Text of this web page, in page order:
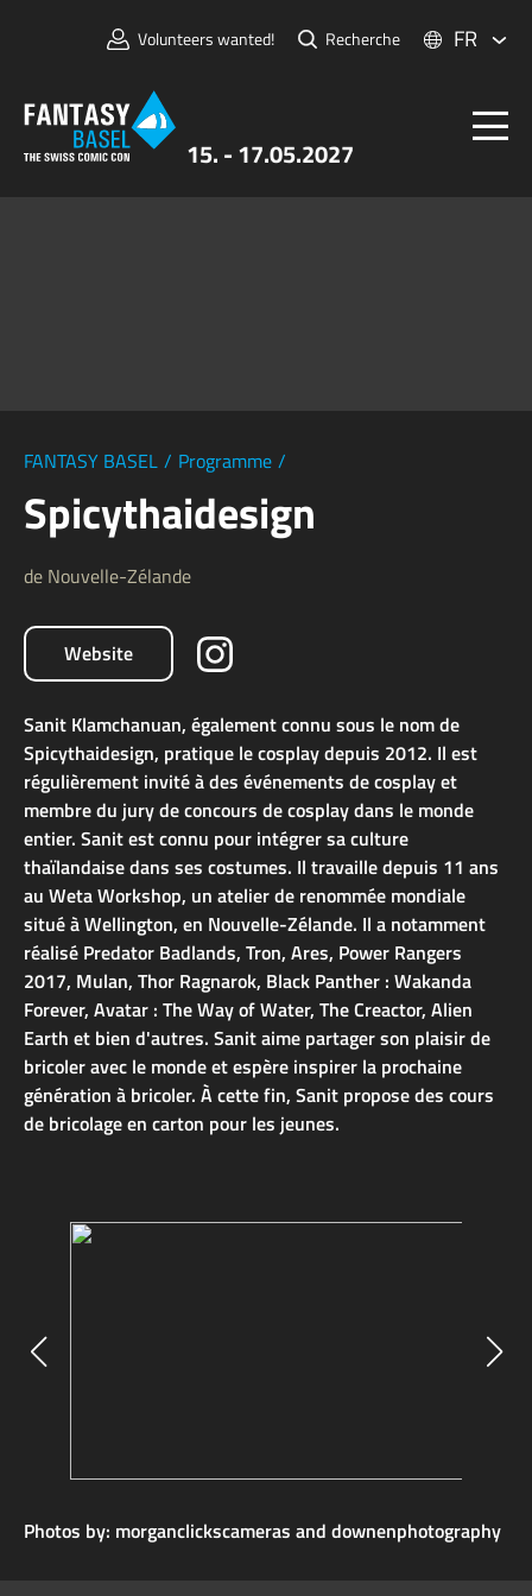
15. - 17.05.2027
Volunteers wanted! Recherche FR
FANTASY BASEL / Programme /
Spicythaidesign
de Nouvelle-Zélande
Website
Sanit Klamchanuan, également connu sous le nom de
Spicythaidesign, pratique le cosplay depuis 2012. Il est
régulièrement invité à des événements de cosplay et
membre du jury de concours de cosplay dans le monde
entier. Sanit est connu pour intégrer sa culture
thaïlandaise dans ses costumes. Il travaille depuis 11 ans
au Weta Workshop, un atelier de renommée mondiale
situé à Wellington, en Nouvelle-Zélande. Il a notamment
réalisé Predator Badlands, Tron, Ares, Power Rangers
2017, Mulan, Thor Ragnarok, Black Panther : Wakanda
Forever, Avatar : The Way of Water, The Creactor, Alien
Earth et bien d'autres. Sanit aime partager son plaisir de
bricoler avec le monde et espère inspirer la prochaine
génération à bricoler. À cette fin, Sanit propose des cours
de bricolage en carton pour les jeunes.
Photos by: morganclickscameras and downenphotography